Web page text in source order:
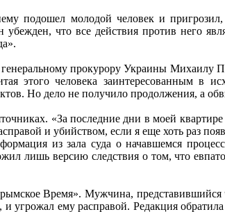
подошел молодой человек и
что все действия против него
прокурору Украины Михаилу
этого человека заинтересованным
Но дело не получило продолжения, а
«За последние дни в моей
и убийством, если я еще хоть раз
из зала суда о начавшемся
лишь версию следствия о том, что
Время». Мужчина,
ему расправой. Редакция